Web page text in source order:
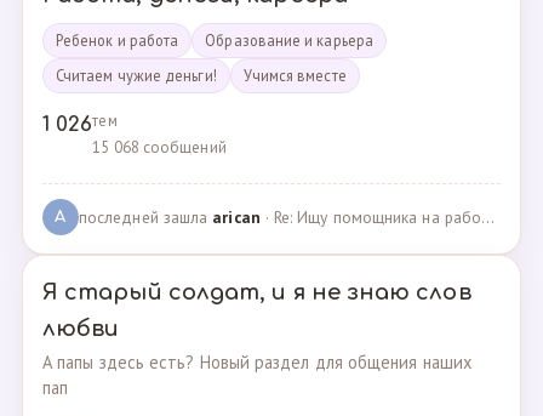
Ребенок и работа
Образование и карьера
Считаем чужие деньги!
Учимся вместе
1 026тем
15 068 сообщений
A последней зашла arican · Re: Ищу помощника на работе · 14.01.2025
Я старый солдат, и я не знаю слов
любви
А папы здесь есть? Новый раздел для общения наших
пап